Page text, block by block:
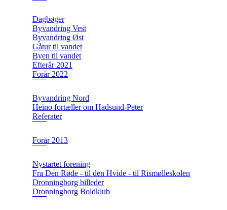
Dagbøger
Byvandring Vest
Byvandring Øst
Gåtur til vandet
Byen til vandet
Efterår 2021
Forår 2022
Byvandring Nord
Heino fortæller om Hadsund-Peter
Referater
Forår 2013
Nystartet forening
Fra Den Røde - til den Hvide - til Rismølleskolen
Dronningborg billeder
Dronningborg Boldklub